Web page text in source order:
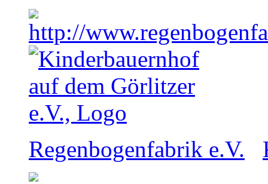
Regenbogenfabrik e.V.